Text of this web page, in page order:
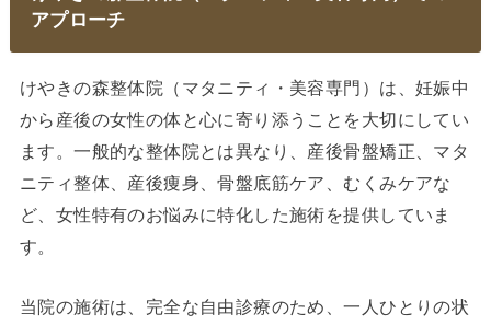
アプローチ
けやきの森整体院（マタニティ・美容専門）は、妊娠中
から産後の女性の体と心に寄り添うことを大切にしてい
ます。一般的な整体院とは異なり、産後骨盤矯正、マタ
ニティ整体、産後痩身、骨盤底筋ケア、むくみケアな
ど、女性特有のお悩みに特化した施術を提供していま
す。
当院の施術は、完全な自由診療のため、一人ひとりの状